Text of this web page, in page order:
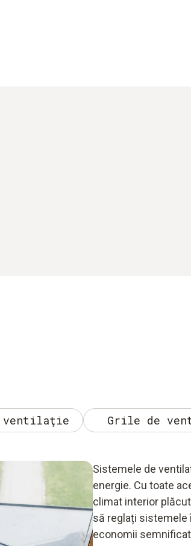
ventilaţie Grile de
Sistemele de
energie. Cu toate
climat interior
să reglați sistemele
economii